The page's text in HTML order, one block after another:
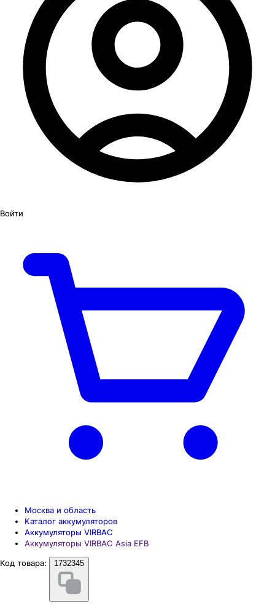
Войти
Москва и область
Каталог аккумуляторов
Аккумуляторы VIRBAC
Аккумуляторы VIRBAC Asia EFB
Код товара:
1732345